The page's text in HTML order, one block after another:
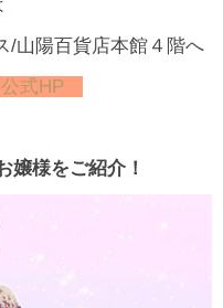
/山陽百貨店本館４階へ
式HP
嬢様をご紹介！